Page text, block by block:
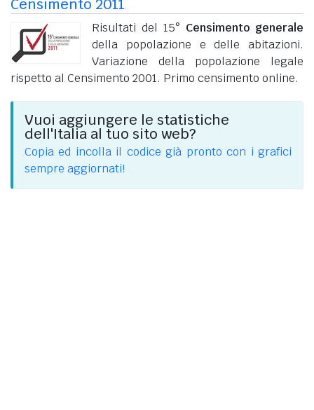
Censimento 2011
Risultati del 15° Censimento generale
della popolazione e delle abitazioni.
Variazione della popolazione legale
rispetto al Censimento 2001. Primo censimento online.
Vuoi aggiungere le statistiche
dell'Italia al tuo sito web?
Copia ed incolla il codice già pronto con i grafici
sempre aggiornati!